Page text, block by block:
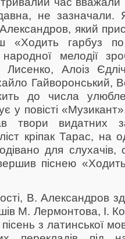
не зазначали.
який
«Ходить гарбуз
мелодії
Алоіз
Гайворонський,
до числа
у повісті
твори видатних
кріпак Тарас, на
для
піснею
В. Александров
М. Лермонтова, І.
з латинської